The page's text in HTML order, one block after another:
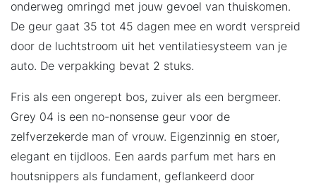
onderweg omringd met jouw gevoel van thuiskomen.
De geur gaat 35 tot 45 dagen mee en wordt verspreid
door de luchtstroom uit het ventilatiesysteem van je
auto. De verpakking bevat 2 stuks.
Fris als een ongerept bos, zuiver als een bergmeer.
Grey 04 is een no-nonsense geur voor de
zelfverzekerde man of vrouw. Eigenzinnig en stoer,
elegant en tijdloos. Een aards parfum met hars en
houtsnippers als fundament, geflankeerd door